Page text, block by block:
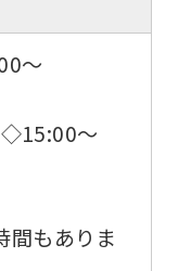
〜
〜
もありま